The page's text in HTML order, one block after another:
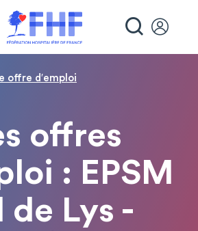
offre d′emploi
offres
: EPSM
de Lys -
des cookies